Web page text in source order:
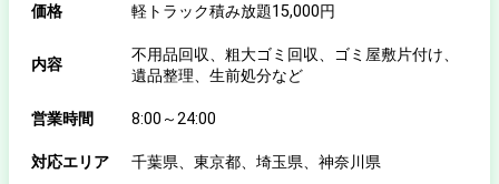
価格 軽トラック積み放題15,000円
内容
不用品回収、粗大ゴミ回収、ゴミ屋敷片付け、
遺品整理、生前処分など
営業時間 8:00～24:00
対応エリア 千葉県、東京都、埼玉県、神奈川県